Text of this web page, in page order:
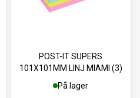
POST-IT SUPERS
101X101MM LINJ MIAMI (3)
På lager